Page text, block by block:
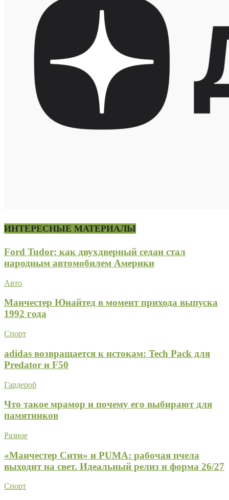
ИНТЕРЕСНЫЕ МАТЕРИАЛЫ
Ford Tudor: как двухдверный седан стал
народным автомобилем Америки
Авто
Манчестер Юнайтед в момент прихода выпуска
1992 года
Спорт
adidas возвращается к истокам: Tech Pack для
Predator и F50
Гардероб
Что такое мрамор и почему его выбирают для
памятников
Разное
«Манчестер Сити» и PUMA: рабочая пчела
выходит на свет. Идеальный релиз и форма 26/27
Спорт